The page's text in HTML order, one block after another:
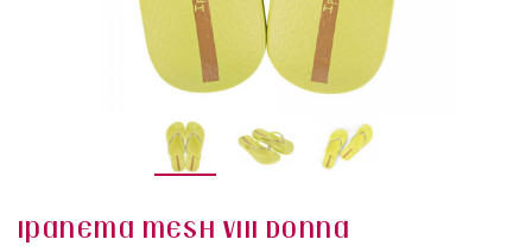
IPANEMA MESH VIII DONNA